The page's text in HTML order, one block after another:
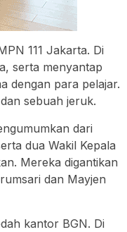
111 Jakarta. Di
serta menyantap
dengan para pelajar.
sebuah jeruk.
dari
dua Wakil Kepala
Mereka digantikan
dan Mayjen
kantor BGN. Di